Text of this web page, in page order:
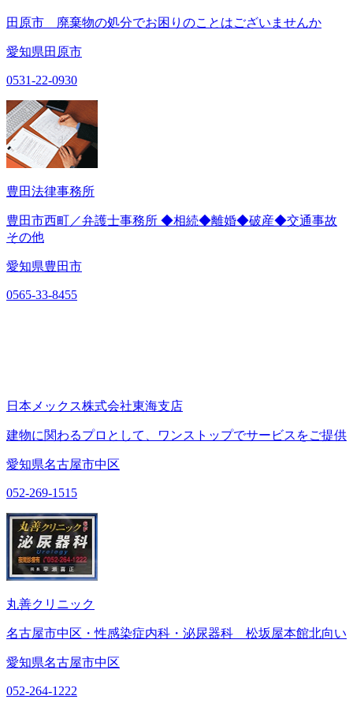
田原市 廃棄物の処分でお困りのことはございませんか
愛知県田原市
0531-22-0930
豊田法律事務所
豊田市西町／弁護士事務所 ◆相続◆離婚◆破産◆交通事故
その他
愛知県豊田市
0565-33-8455
日本メックス株式会社東海支店
建物に関わるプロとして、ワンストップでサービスをご提供
愛知県名古屋市中区
052-269-1515
丸善クリニック
名古屋市中区・性感染症内科・泌尿器科 松坂屋本館北向い
愛知県名古屋市中区
052-264-1222